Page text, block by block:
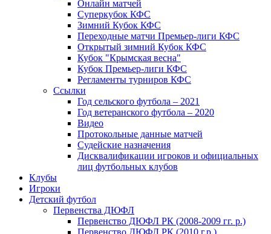
Онлайн матчей
Суперкубок КФС
Зимний Кубок КФС
Переходные матчи Премьер-лиги КФС
Открытый зимний Кубок КФС
Кубок "Крымская весна"
Кубок Премьер-лиги КФС
Регламенты турниров КФС
Ссылки
Год сельского футбола – 2021
Год ветеранского футбола – 2020
Видео
Протокольные данные матчей
Судейские назначения
Дисквалификации игроков и официальных
лиц футбольных клубов
Клубы
Игроки
Детский футбол
Первенства ДЮФЛ
Первенство ДЮФЛ РК (2008-2009 гг. р.)
Первенство ДЮФЛ РК (2010 г.р.)